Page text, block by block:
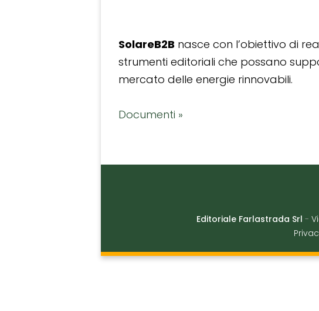
SolareB2B nasce con l’obiettivo di
strumenti editoriali che possano
mercato delle energie rinnovabili.
Documenti »
Editoriale Farlastrada Srl -